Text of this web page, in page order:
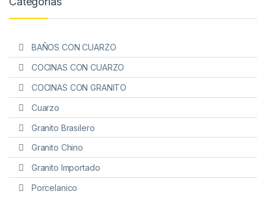
BAÑOS CON CUARZO
COCINAS CON CUARZO
COCINAS CON GRANITO
Cuarzo
Granito Brasilero
Granito Chino
Granito Importado
Porcelanico